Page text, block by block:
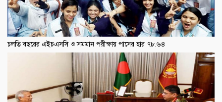
চলতি বছরের এইচএসসি ও সমমান পরীক্ষায় পাসের হার ৭৮.৬৪